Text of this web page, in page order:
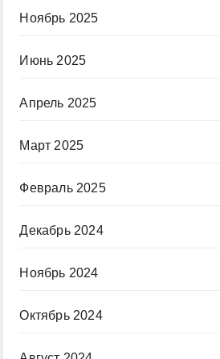
Ноябрь 2025
Июнь 2025
Апрель 2025
Март 2025
Февраль 2025
Декабрь 2024
Ноябрь 2024
Октябрь 2024